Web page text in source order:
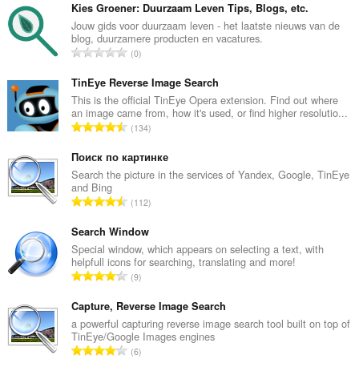
Kies Groener: Duurzaam Leven Tips, Blogs, etc.
Jouw gids voor duurzaam leven - het laatste nieuws van de
blog, duurzamere producten en vacatures.
T
n
g
s
ố
ế
p
h
ạ
n
g
:
0
TinEye Reverse Image Search
This is the official TinEye Opera extension. Find out where
an image came from, how it's used, or find higher resolutio...
T
n
g
ố
ế
p
h
ạ
n
g
:
134
Поиск по картинке
Search the picture in the services of Yandex, Google, TinEye
and Bing
T
n
g
s
ố
ế
p
h
ạ
112
Search Window
Special window, which appears on selecting a text, with
helpfull icons for searching, translating and more!
T
n
g
s
ố
9
Capture, Reverse Image Search
a powerful capturing reverse image search tool built on top of
TinEye/Google Images engines
T6